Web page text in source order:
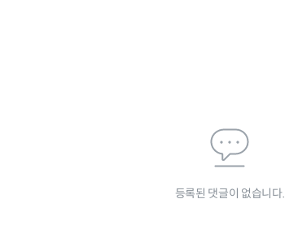
등록된 댓글이 없습니다.